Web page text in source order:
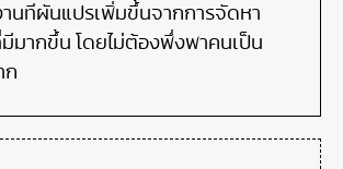
นทีผันแปรเพิ่มขึ้นจากการจัดหา
มากขึ้น โดยไม่ต้องพึ่งพาคนเป็น
ก